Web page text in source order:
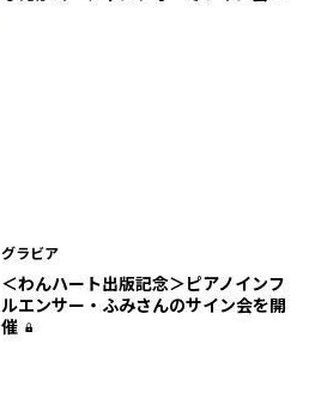
グラビア
＜わんハート出版記念＞ピアノインフ
ルエンサー・ふみさんのサイン会を開
催